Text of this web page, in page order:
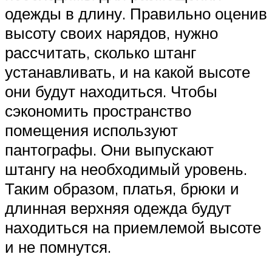
одежды в длину. Правильно оценив
высоту своих нарядов, нужно
рассчитать, сколько штанг
устанавливать, и на какой высоте
они будут находиться. Чтобы
сэкономить пространство
помещения используют
пантографы. Они выпускают
штангу на необходимый уровень.
Таким образом, платья, брюки и
длинная верхняя одежда будут
находиться на приемлемой высоте
и не помнутся.